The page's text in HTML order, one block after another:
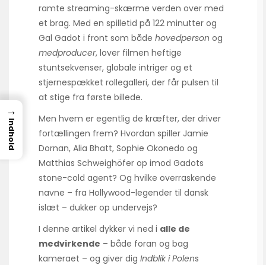
ramte streaming-skærme verden over med
et brag. Med en spilletid på 122 minutter og
Gal Gadot i front som både hovedperson og
medproducer, lover filmen heftige
stuntsekvenser, globale intriger og et
stjernespækket rollegalleri, der får pulsen til
at stige fra første billede.
Men hvem er egentlig de kræfter, der driver
fortællingen frem? Hvordan spiller Jamie
Dornan, Alia Bhatt, Sophie Okonedo og
Matthias Schweighöfer op imod Gadots
stone-cold agent? Og hvilke overraskende
navne – fra Hollywood-legender til dansk
islæt – dukker op undervejs?
I denne artikel dykker vi ned i alle de
medvirkende – både foran og bag
kameraet – og giver dig Indblik i Polens
→
Indhold